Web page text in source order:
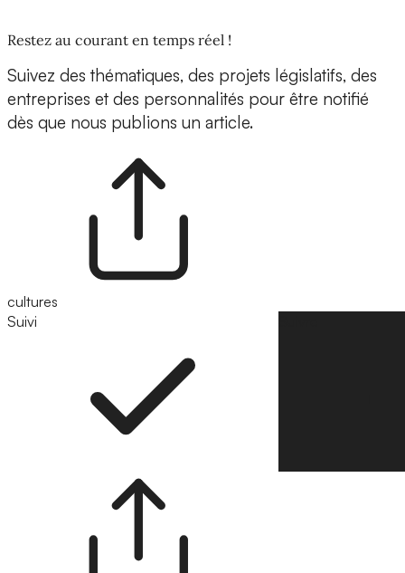
Restez au courant en temps réel !
Suivez des thématiques, des projets législatifs, des
entreprises et des personnalités pour être notifié
dès que nous publions un article.
cultures
Suivi